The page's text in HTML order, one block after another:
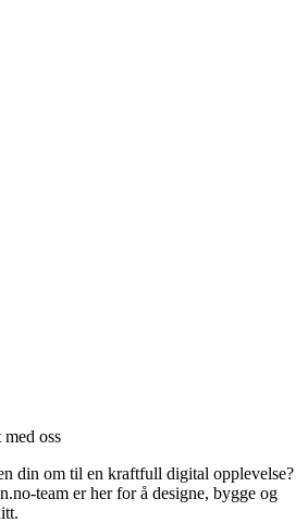
oss
din om til en kraftfull digital opplevelse?
team er her for å designe, bygge og